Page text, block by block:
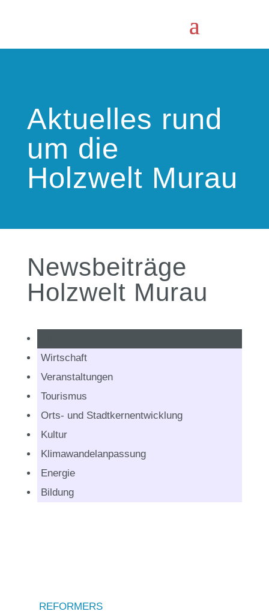
Aktuelles rund
um die
Holzwelt Murau
Newsbeiträge
Holzwelt Murau
Wirtschaft
Veranstaltungen
Tourismus
Orts- und Stadtkernentwicklung
Kultur
Klimawandelanpassung
Energie
Bildung
REFORMERS